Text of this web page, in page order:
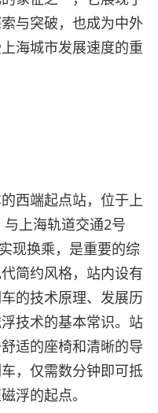
与突破，也成为中外
海城市发展速度的重
西端起点站，位于上
上海轨道交通2号
现换乘，是重要的综
简约风格，站内设有
的技术原理、发展历
技术的基本常识。站
适的座椅和清晰的导
，仅需数分钟即可抵
浮的起点。